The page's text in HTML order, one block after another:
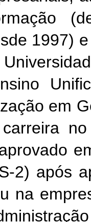
1997)
em
2) após
na